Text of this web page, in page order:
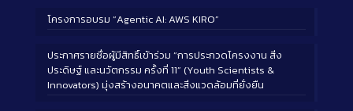
โครงการอบรม “Agentic AI: AWS KIRO”
ประกาศรายชื่อผู้มีสิทธิ์เข้าร่วม “การประกวดโครงงาน สิ่ง
ประดิษฐ์ และนวัตกรรม ครั้งที่ 11” (Youth Scientists &
Innovators) มุ่งสร้างอนาคตและสิ่งแวดล้อมที่ยั่งยืน